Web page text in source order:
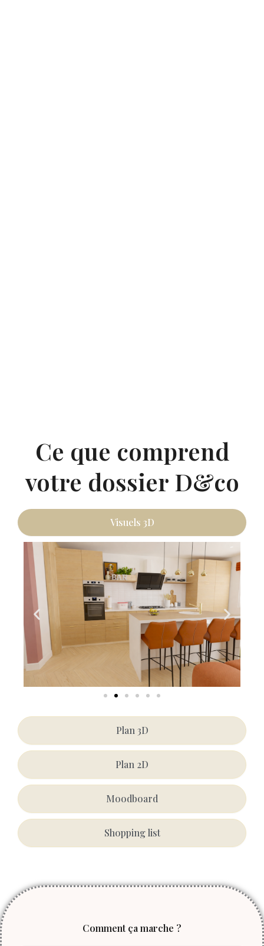
Ce que comprend
votre dossier D&co
Visuels 3D
Plan 3D
Plan 2D
Moodboard
Shopping list
Comment ça marche ?